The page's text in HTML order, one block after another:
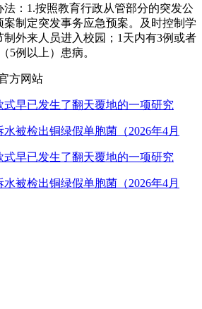
：1.按照教育行政从管部分的突发公
制定突发事务应急预案。及时控制学
外来人员进入校园；1天内有3例或者
5例以上）患病。
方网站
式早已发生了翻天覆地的一项研究
被检出铜绿假单胞菌（2026年4月
式早已发生了翻天覆地的一项研究
被检出铜绿假单胞菌（2026年4月